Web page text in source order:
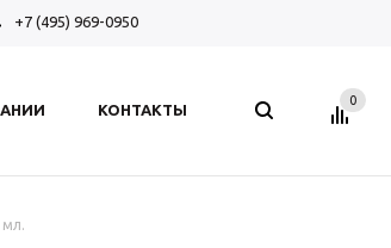
+7 (495) 969-0950
КОНТАКТЫ
0
мл.